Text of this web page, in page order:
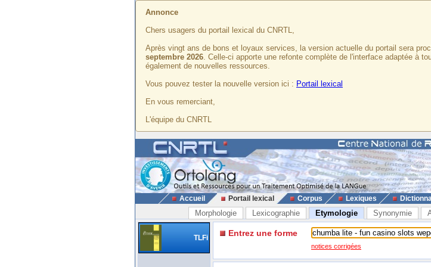
Annonce
Chers usagers du portail lexical du CNRTL,
Après vingt ans de bons et loyaux services, la version actuelle du portail sera
septembre 2026. Celle-ci apporte une refonte complète de l'interface adaptée à
également de nouvelles ressources.
Vous pouvez tester la nouvelle version ici : Portail lexical
En vous remerciant,
L'équipe du CNRTL
Accueil Portail lexical Corpus Lexiques
Morphologie Lexicographie Etymologie Synonymie
TLFi Entrez une forme
notices corrigées